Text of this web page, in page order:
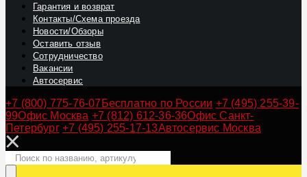
Гарантия и возврат
Контакты/Схема проезда
Новости/Обзоры
Оставить отзыв
Сотрудничество
Вакансии
Автосервис
+7 (800) 775-76-07 Бесплатно по России +7 (495) 255-39-
99Офис Москва +7 (812) 612-36-36Офис Санкт-
Петербург +7 (495) 255-17-13Автосервис Москва